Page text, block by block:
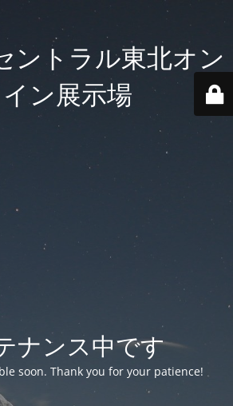
ントラル東北オン
ン展示場
ナンス中です
soon. Thank you for your patience!